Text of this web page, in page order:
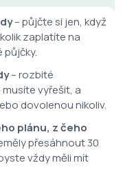
– půjčte si jen, když
zaplatíte na
– rozbité
vyřešit, a
dovolenou nikoliv.
plánu, z čeho
přesáhnout 30
vždy měli mít